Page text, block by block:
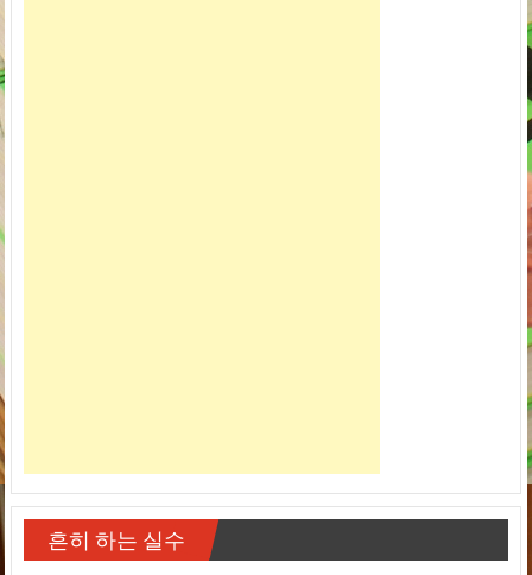
흔히 하는 실수